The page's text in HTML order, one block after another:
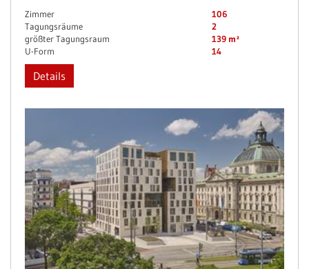
Zimmer
106
Tagungsräume
2
größter Tagungsraum
139 m²
U-Form
14
Details